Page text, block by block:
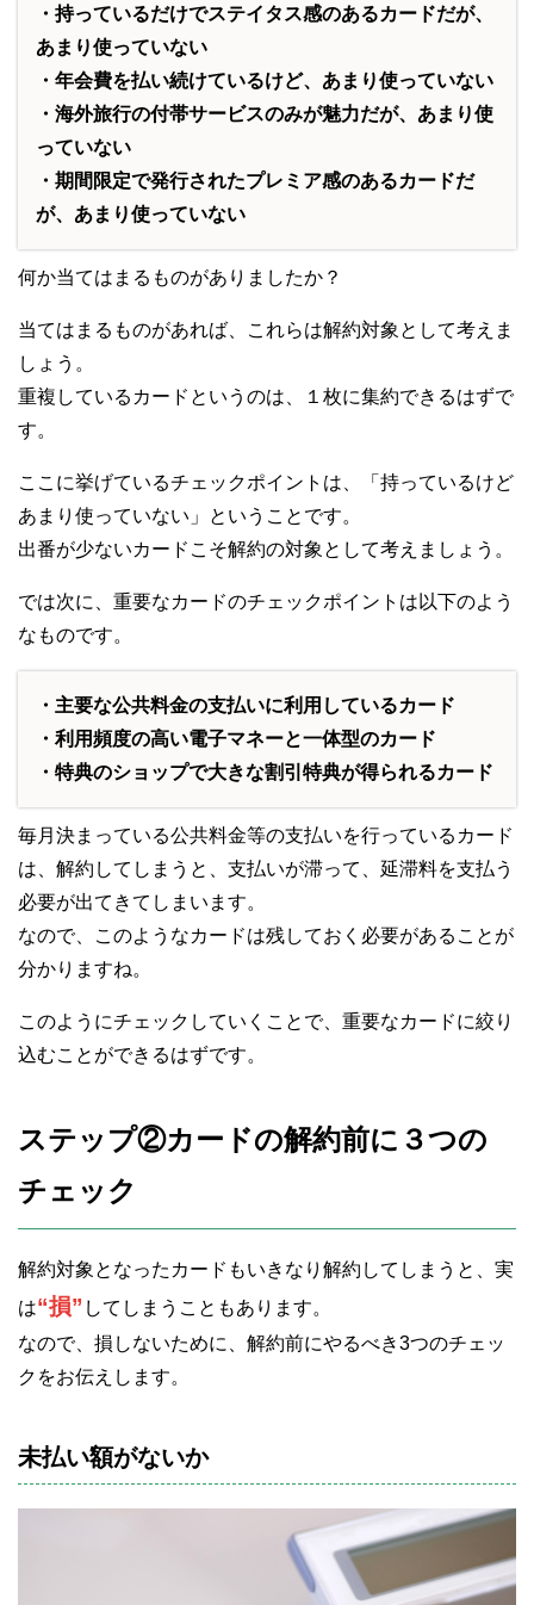
・持っているだけでステイタス感のあるカードだが、
あまり使っていない
・年会費を払い続けているけど、あまり使っていない
・海外旅行の付帯サービスのみが魅力だが、あまり使
っていない
・期間限定で発行されたプレミア感のあるカードだ
が、あまり使っていない
何か当てはまるものがありましたか？
当てはまるものがあれば、これらは解約対象として考えま
しょう。
重複しているカードというのは、１枚に集約できるはずで
す。
ここに挙げているチェックポイントは、「持っているけど
あまり使っていない」ということです。
出番が少ないカードこそ解約の対象として考えましょう。
では次に、重要なカードのチェックポイントは以下のよう
なものです。
・主要な公共料金の支払いに利用しているカード
・利用頻度の高い電子マネーと一体型のカード
・特典のショップで大きな割引特典が得られるカード
毎月決まっている公共料金等の支払いを行っているカード
は、解約してしまうと、支払いが滞って、延滞料を支払う
必要が出てきてしまいます。
なので、このようなカードは残しておく必要があることが
分かりますね。
このようにチェックしていくことで、重要なカードに絞り
込むことができるはずです。
ステップ②カードの解約前に３つの
チェック
解約対象となったカードもいきなり解約してしまうと、実
は“損” してしまうこともあります。
なので、損しないために、解約前にやるべき3つのチェッ
クをお伝えします。
未払い額がないか